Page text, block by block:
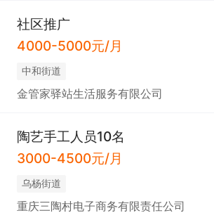
社区推广
4000-5000元/月
中和街道
金管家驿站生活服务有限公司
陶艺手工人员10名
3000-4500元/月
乌杨街道
重庆三陶村电子商务有限责任公司